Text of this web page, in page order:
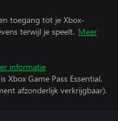
toegang tot je Xbox-
terwijl je speelt. Meer
informatie
Game Pass Essential,
afzonderlijk verkrijgbaar).